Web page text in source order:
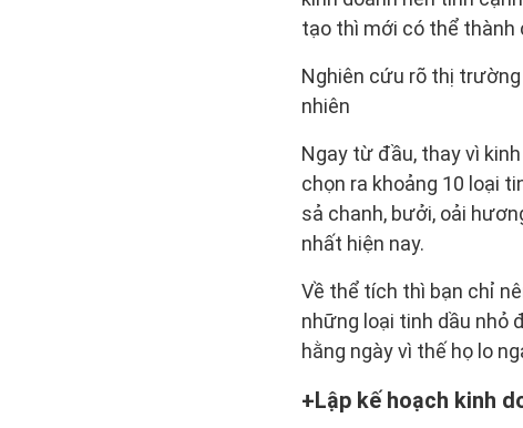
tạo thì mới có thể thành
Nghiên cứu rõ thị
nhiên
Ngay từ đầu, thay vì
chọn ra khoảng 10 loại
sả chanh, bưởi, oải
nhất hiện nay.
Về thể tích thì bạn chỉ
những loại tinh dầu nhỏ
hằng ngày vì thế họ lo
Lập kế hoạch kinh